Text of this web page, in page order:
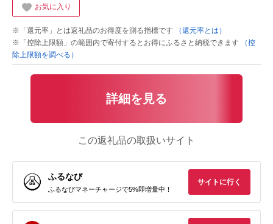
お気に入り
※「還元率」とは返礼品のお得度を測る指標です
（還元率とは）
※「控除上限額」の範囲内で寄付するとお得にふるさと納税できます
（控
除上限額を調べる）
詳細を見る
この返礼品の取扱いサイト
ふるなび
ふるなびマネーチャージで5%即増量中！
サイトに行く